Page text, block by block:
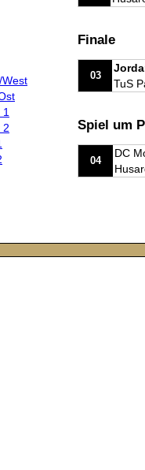
2
Finale
03
TuS
Spiel um
04
DC